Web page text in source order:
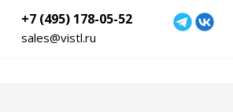
+7 (495) 178-05-52
sales@vistl.ru